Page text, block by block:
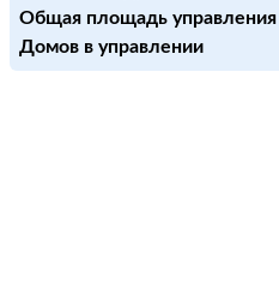
Общая площадь управления
Домов в управлении